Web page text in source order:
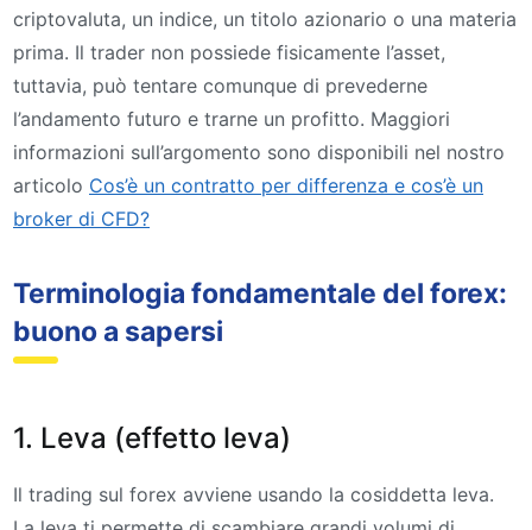
criptovaluta, un indice, un titolo azionario o una materia
prima. Il trader non possiede fisicamente l’asset,
tuttavia, può tentare comunque di prevederne
l’andamento futuro e trarne un profitto. Maggiori
informazioni sull’argomento sono disponibili nel nostro
articolo Cos’è un contratto per differenza e cos’è un
broker di CFD?
Terminologia fondamentale del forex:
buono a sapersi
1. Leva (effetto leva)
Il trading sul forex avviene usando la cosiddetta leva.